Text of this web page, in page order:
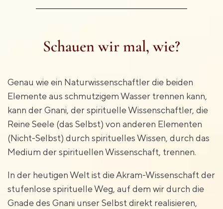
Schauen wir mal, wie?
Genau wie ein Naturwissenschaftler die beiden
Elemente aus schmutzigem Wasser trennen kann,
kann der Gnani, der spirituelle Wissenschaftler, die
Reine Seele (das Selbst) von anderen Elementen
(Nicht-Selbst) durch spirituelles Wissen, durch das
Medium der spirituellen Wissenschaft, trennen.
In der heutigen Welt ist die Akram-Wissenschaft der
stufenlose spirituelle Weg, auf dem wir durch die
Gnade des Gnani unser Selbst direkt realisieren,